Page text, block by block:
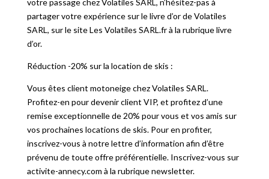
votre passage chez Volatiles SARL, n’hésitez-pas à
partager votre expérience sur le livre d’or de Volatiles
SARL, sur le site Les Volatiles SARL.fr à la rubrique livre
d’or.
Réduction -20% sur la location de skis :
Vous êtes client motoneige chez Volatiles SARL.
Profitez-en pour devenir client VIP, et profitez d’une
remise exceptionnelle de 20% pour vous et vos amis sur
vos prochaines locations de skis. Pour en profiter,
inscrivez-vous à notre lettre d’information afin d’être
prévenu de toute offre préférentielle. Inscrivez-vous sur
activite-annecy.com à la rubrique newsletter.